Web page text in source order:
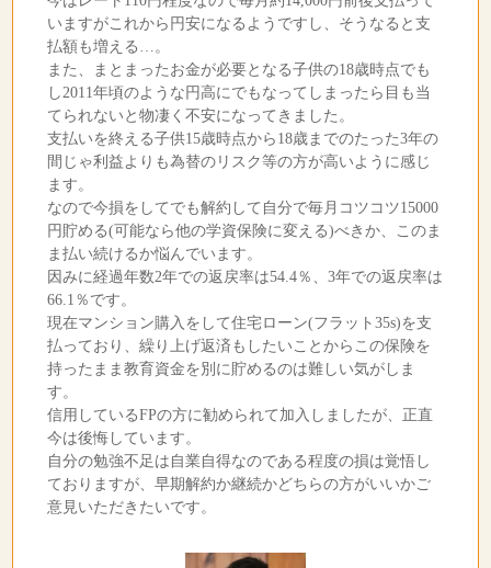
いますがこれから円安になるようですし、そうなると支
払額も増える…。
また、まとまったお金が必要となる子供の18歳時点でも
し2011年頃のような円高にでもなってしまったら目も当
てられないと物凄く不安になってきました。
支払いを終える子供15歳時点から18歳までのたった3年の
間じゃ利益よりも為替のリスク等の方が高いように感じ
ます。
なので今損をしてでも解約して自分で毎月コツコツ15000
円貯める(可能なら他の学資保険に変える)べきか、このま
ま払い続けるか悩んでいます。
因みに経過年数2年での返戻率は54.4％、3年での返戻率は
66.1％です。
現在マンション購入をして住宅ローン(フラット35s)を支
払っており、繰り上げ返済もしたいことからこの保険を
持ったまま教育資金を別に貯めるのは難しい気がしま
す。
信用しているFPの方に勧められて加入しましたが、正直
今は後悔しています。
自分の勉強不足は自業自得なのである程度の損は覚悟し
ておりますが、早期解約か継続かどちらの方がいいかご
意見いただきたいです。